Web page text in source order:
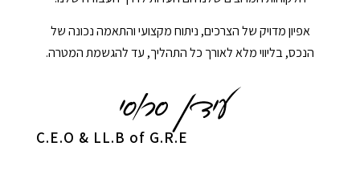
אפיון מדויק של הצרכים, ניתוח מקצועי והתאמה נכונה של
הנכס, בליווי מלא לאורך כל התהליך, עד להגשמת המטרה.
C.E.O & LL.B of G.R.E